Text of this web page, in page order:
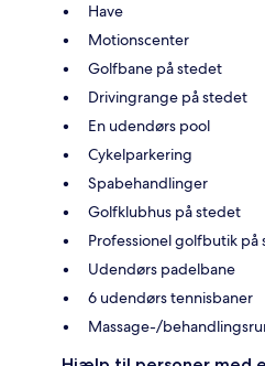
Have
Motionscenter
Golfbane på stedet
Drivingrange på stedet
En udendørs pool
Cykelparkering
Spabehandlinger
Golfklubhus på stedet
Professionel golfbutik på
Udendørs padelbane
6 udendørs tennisbaner
Massage-/